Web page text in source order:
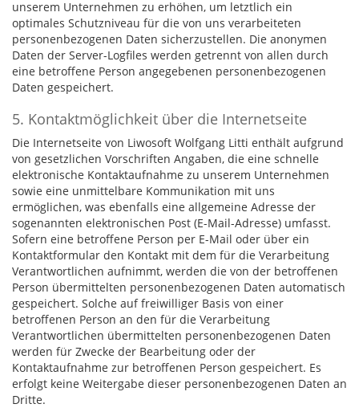
unserem Unternehmen zu erhöhen, um letztlich ein
optimales Schutzniveau für die von uns verarbeiteten
personenbezogenen Daten sicherzustellen. Die anonymen
Daten der Server-Logfiles werden getrennt von allen durch
eine betroffene Person angegebenen personenbezogenen
Daten gespeichert.
5. Kontaktmöglichkeit über die Internetseite
Die Internetseite von Liwosoft Wolfgang Litti enthält aufgrund
von gesetzlichen Vorschriften Angaben, die eine schnelle
elektronische Kontaktaufnahme zu unserem Unternehmen
sowie eine unmittelbare Kommunikation mit uns
ermöglichen, was ebenfalls eine allgemeine Adresse der
sogenannten elektronischen Post (E-Mail-Adresse) umfasst.
Sofern eine betroffene Person per E-Mail oder über ein
Kontaktformular den Kontakt mit dem für die Verarbeitung
Verantwortlichen aufnimmt, werden die von der betroffenen
Person übermittelten personenbezogenen Daten automatisch
gespeichert. Solche auf freiwilliger Basis von einer
betroffenen Person an den für die Verarbeitung
Verantwortlichen übermittelten personenbezogenen Daten
werden für Zwecke der Bearbeitung oder der
Kontaktaufnahme zur betroffenen Person gespeichert. Es
erfolgt keine Weitergabe dieser personenbezogenen Daten an
Dritte.